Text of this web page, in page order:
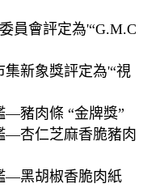
員會評定為'“G.M.C
新象獎評定為'“視
—豬肉條 “金牌獎”
—杏仁芝麻香脆豬肉
—黑胡椒香脆肉紙